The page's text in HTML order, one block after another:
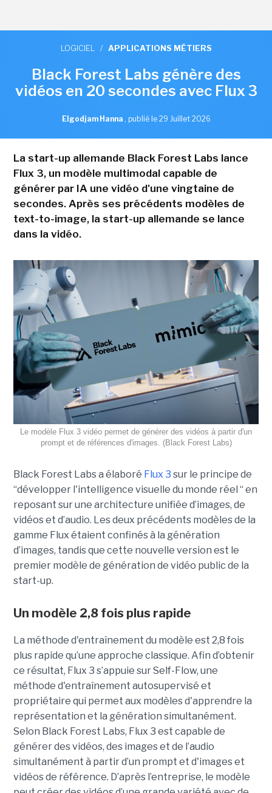
LOGICIEL / APPLICATIONS MÉTIERS
Black Forest Labs génère des
vidéos en 20 secondes avec Flux 3
Elgodjam Hanna , publié le 29 Juillet 2026
La start-up allemande Black Forest Labs lance
Flux 3, un modèle multimodal capable de
générer par IA une vidéo d'une vingtaine de
secondes. Après ses précédents modèles de
text-to-image, la start-up allemande se lance
dans la vidéo.
Le modèle Flux 3 vidéo permet de générer des vidéos à partir d'un
prompt et de références d'images. (Black Forest Labs)
Black Forest Labs a élaboré Flux 3 sur le principe de
“développer l'intelligence visuelle du monde réel “ en
reposant sur une architecture unifiée d’images, de
vidéos et d’audio. Les deux précédents modèles de la
gamme Flux étaient confinés à la génération
d’images, tandis que cette nouvelle version est le
premier modèle de génération de vidéo public de la
start-up.
Un modèle 2,8 fois plus rapide
La méthode d'entraînement du modèle est 2,8 fois
plus rapide qu’une approche classique. Afin d’obtenir
ce résultat, Flux 3 s’appuie sur Self-Flow, une
méthode d'entraînement autosupervisé et
propriétaire qui permet aux modèles d'apprendre la
représentation et la génération simultanément.
Selon Black Forest Labs, Flux 3 est capable de
générer des vidéos, des images et de l’audio
simultanément à partir d’un prompt et d'images et
vidéos de référence. D’après l’entreprise, le modèle